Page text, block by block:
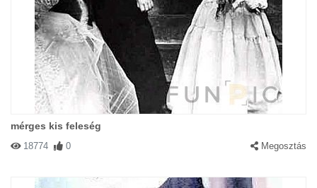
mérges kis feleség
18774 0 Megosztás